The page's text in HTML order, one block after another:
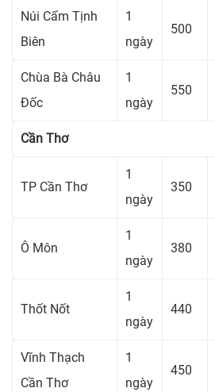
Núi Cấm Tịnh
Biên
1
ngày
500
Chùa Bà Châu
Đốc
1
ngày
550
Cần Thơ
TP Cần Thơ
1
ngày
350
Ô Môn
1
ngày
380
Thốt Nốt
1
ngày
440
Vĩnh Thạch
Cần Thơ
1
ngày
450